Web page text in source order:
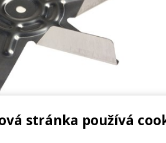
stránka používá
TROUBY 116100007,